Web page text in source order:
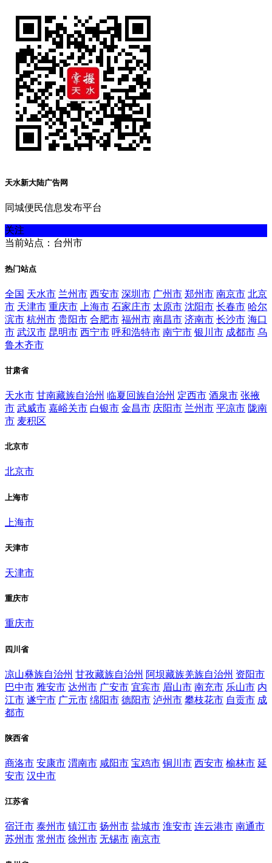
天水新大陆广告网
同城便民信息发布平台
关注
当前站点：台州市
热门站点
全国 天水市 兰州市 西安市 深圳市 广州市 郑州市 南京市 北京
市 天津市 重庆市 上海市 石家庄市 太原市 沈阳市 长春市 哈尔
滨市 杭州市 贵阳市 合肥市 福州市 南昌市 济南市 长沙市 海口
市 武汉市 昆明市 西宁市 呼和浩特市 南宁市 银川市 成都市 乌
鲁木齐市
甘肃省
天水市 甘南藏族自治州 临夏回族自治州 定西市 酒泉市 张掖
市 武威市 嘉峪关市 白银市 金昌市 庆阳市 兰州市 平凉市 陇南
市 麦积区
北京市
北京市
上海市
上海市
天津市
天津市
重庆市
重庆市
四川省
凉山彝族自治州 甘孜藏族自治州 阿坝藏族羌族自治州 资阳市
巴中市 雅安市 达州市 广安市 宜宾市 眉山市 南充市 乐山市 内
江市 遂宁市 广元市 绵阳市 德阳市 泸州市 攀枝花市 自贡市 成
都市
陕西省
商洛市 安康市 渭南市 咸阳市 宝鸡市 铜川市 西安市 榆林市 延
安市 汉中市
江苏省
宿迁市 泰州市 镇江市 扬州市 盐城市 淮安市 连云港市 南通市
苏州市 常州市 徐州市 无锡市 南京市